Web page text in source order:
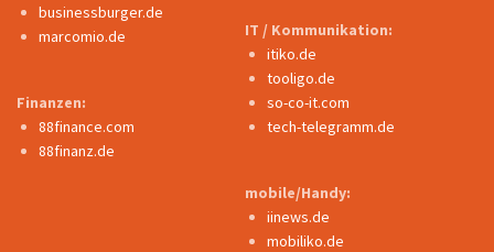
businessburger.de
marcomio.de
Finanzen:
88finance.com
88finanz.de
IT / Kommunikation:
itiko.de
tooligo.de
so-co-it.com
tech-telegramm.de
mobile/Handy:
iinews.de
mobiliko.de